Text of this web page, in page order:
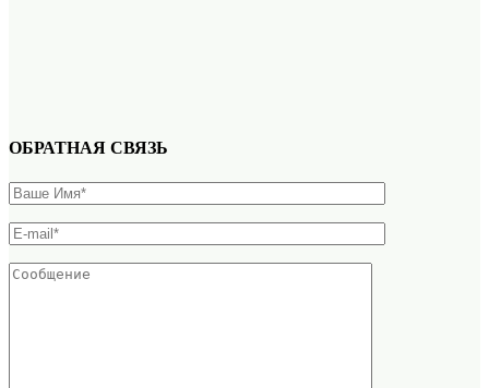
ОБРАТНАЯ СВЯЗЬ